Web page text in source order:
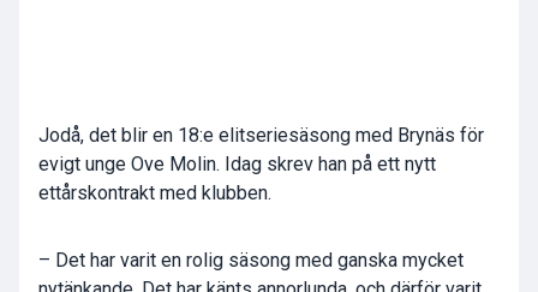
Jodå, det blir en 18:e elitseriesäsong med Brynäs för
evigt unge Ove Molin. Idag skrev han på ett nytt
ettårskontrakt med klubben.
– Det har varit en rolig säsong med ganska mycket